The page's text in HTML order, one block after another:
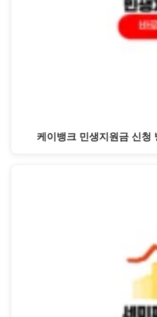
케이뱅크 민생지원금 신청